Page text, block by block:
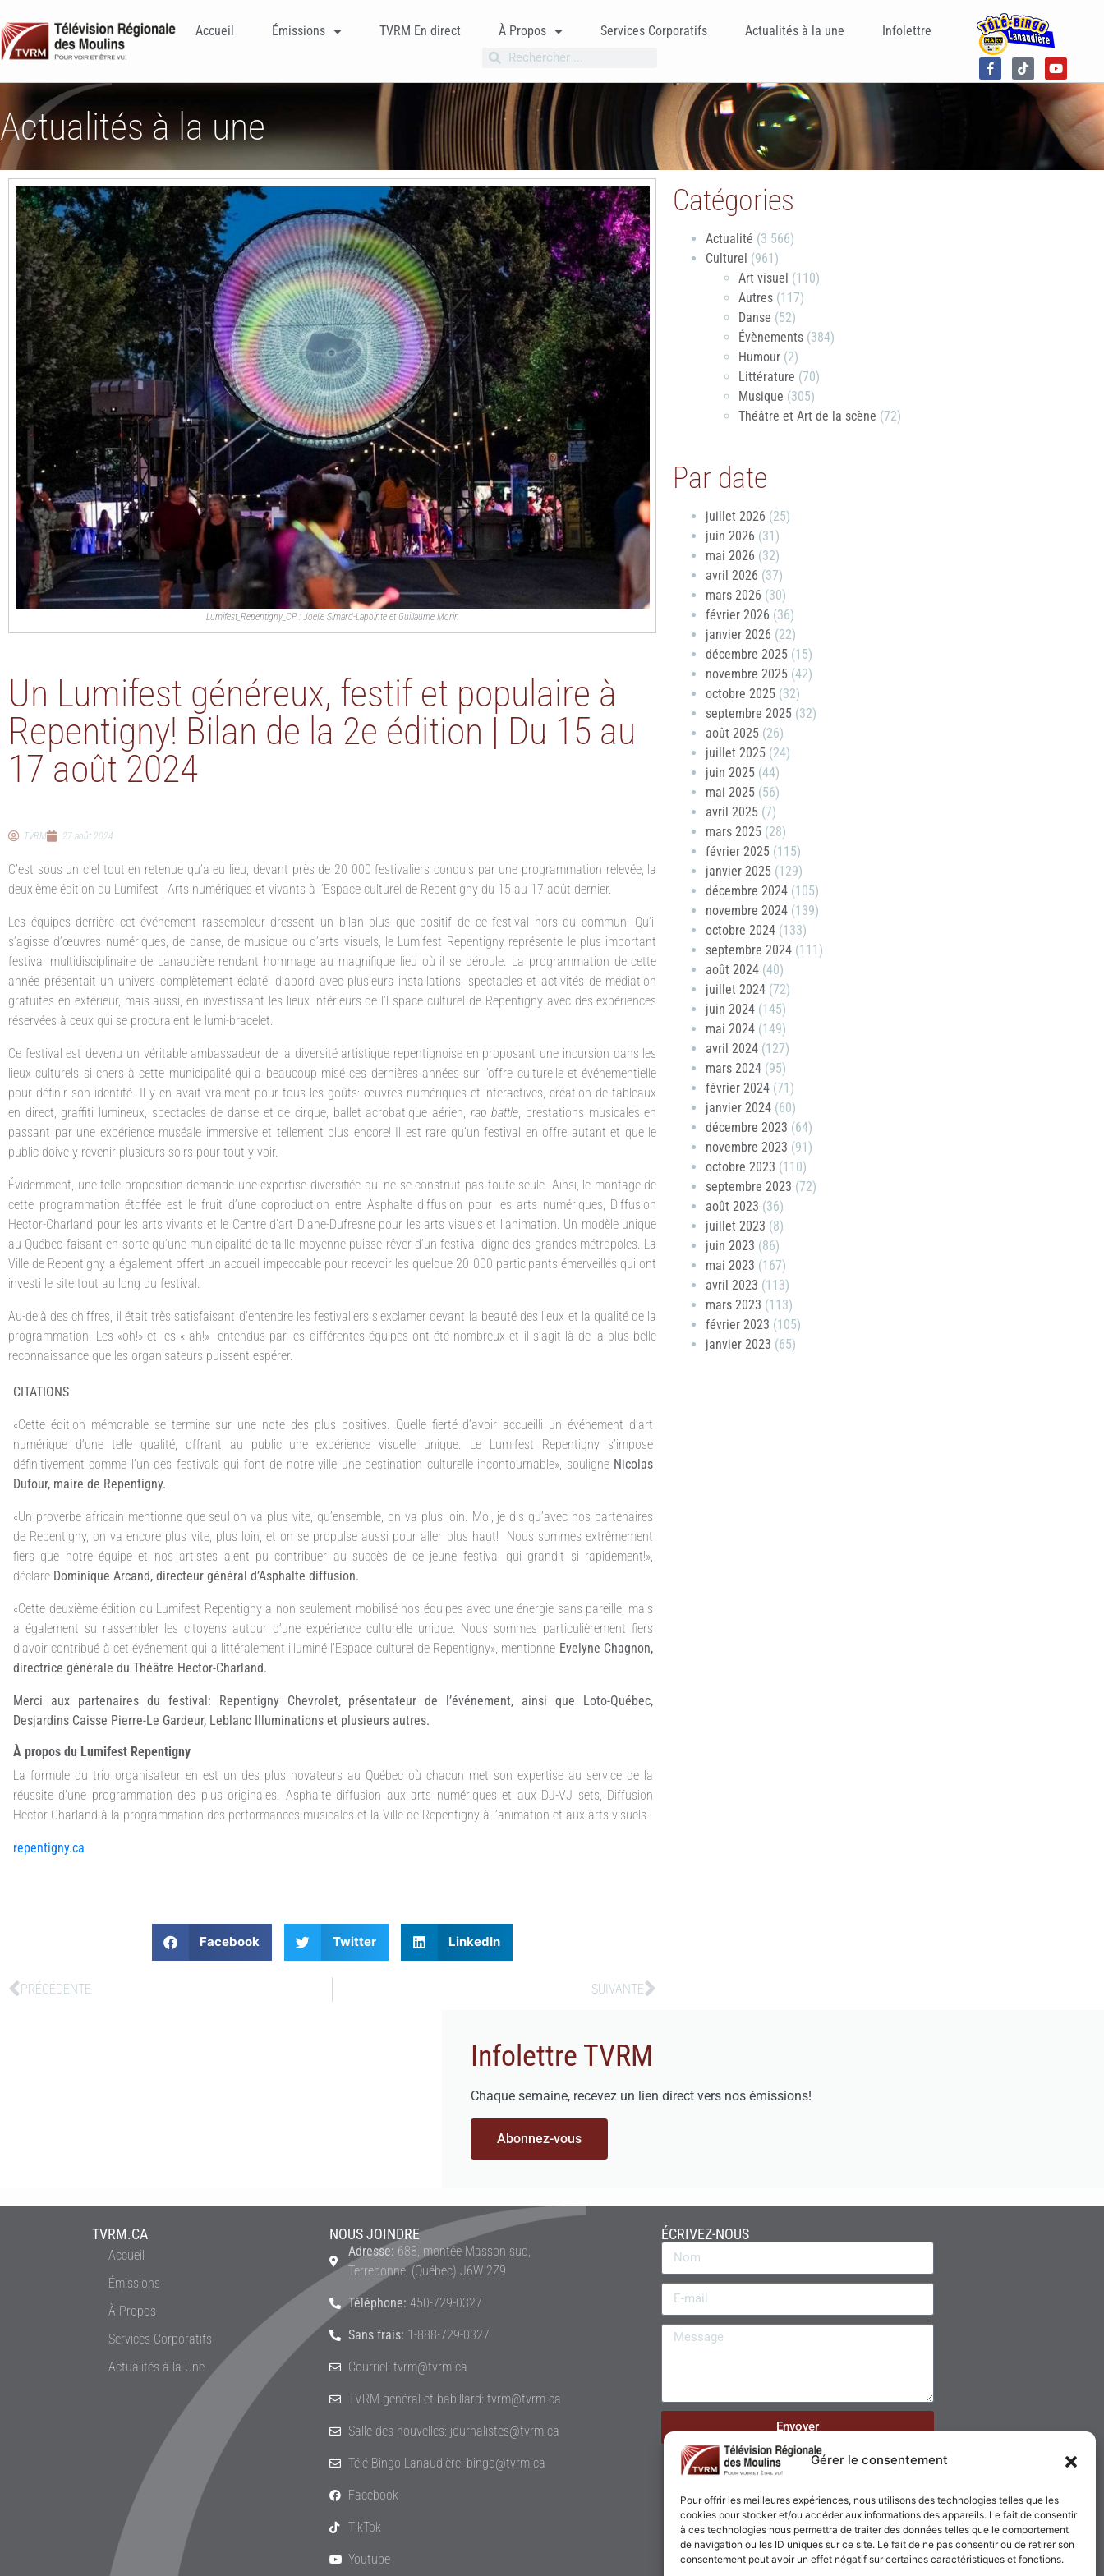
Gérer le consentement
Pour offrir les meilleures expériences, nous utilisons des technologies telles que les
cookies pour stocker et/ou accéder aux informations des appareils. Le fait de consentir
à ces technologies nous permettra de traiter des données telles que le comportement
de navigation ou les ID uniques sur ce site. Le fait de ne pas consentir ou de retirer son
consentement peut avoir un effet négatif sur certaines caractéristiques et fonctions.
Accueil Émissions TVRM En direct À Propos Services Corporatifs Actualités à la une Infolettre
Actualités à la une
Lumifest_Repentigny_CP : Joelle Simard-Lapointe et Guillaume Morin
Un Lumifest généreux, festif et populaire à
Repentigny! Bilan de la 2e édition | Du 15 au
17 août 2024
TVRM 27 août 2024
C’est sous un ciel tout en retenue qu’a eu lieu, devant près de 20 000 festivaliers conquis par une programmation relevée, la
deuxième édition du Lumifest | Arts numériques et vivants à l’Espace culturel de Repentigny du 15 au 17 août dernier.
Les équipes derrière cet événement rassembleur dressent un bilan plus que positif de ce festival hors du commun. Qu’il
s’agisse d’œuvres numériques, de danse, de musique ou d’arts visuels, le Lumifest Repentigny représente le plus important
festival multidisciplinaire de Lanaudière rendant hommage au magnifique lieu où il se déroule. La programmation de cette
année présentait un univers complètement éclaté: d’abord avec plusieurs installations, spectacles et activités de médiation
gratuites en extérieur, mais aussi, en investissant les lieux intérieurs de l’Espace culturel de Repentigny avec des expériences
réservées à ceux qui se procuraient le lumi-bracelet.
Ce festival est devenu un véritable ambassadeur de la diversité artistique repentignoise en proposant une incursion dans les
lieux culturels si chers à cette municipalité qui a beaucoup misé ces dernières années sur l’offre culturelle et événementielle
pour définir son identité. Il y en avait vraiment pour tous les goûts: œuvres numériques et interactives, création de tableaux
en direct, graffiti lumineux, spectacles de danse et de cirque, ballet acrobatique aérien, rap battle , prestations musicales en
passant par une expérience muséale immersive et tellement plus encore! Il est rare qu’un festival en offre autant et que le
public doive y revenir plusieurs soirs pour tout y voir.
Évidemment, une telle proposition demande une expertise diversifiée qui ne se construit pas toute seule. Ainsi, le montage de
cette programmation étoffée est le fruit d’une coproduction entre Asphalte diffusion pour les arts numériques, Diffusion
Hector-Charland pour les arts vivants et le Centre d’art Diane-Dufresne pour les arts visuels et l’animation. Un modèle unique
au Québec faisant en sorte qu’une municipalité de taille moyenne puisse rêver d’un festival digne des grandes métropoles. La
Ville de Repentigny a également offert un accueil impeccable pour recevoir les quelque 20 000 participants émerveillés qui ont
investi le site tout au long du festival.
Au-delà des chiffres, il était très satisfaisant d’entendre les festivaliers s’exclamer devant la beauté des lieux et la qualité de la
programmation. Les «oh!» et les « ah!» entendus par les différentes équipes ont été nombreux et il s’agit là de la plus belle
reconnaissance que les organisateurs puissent espérer.
CITATIONS
«Cette édition mémorable se termine sur une note des plus positives. Quelle fierté d’avoir accueilli un événement d’art
numérique d’une telle qualité, offrant au public une expérience visuelle unique. Le Lumifest Repentigny s’impose
définitivement comme l’un des festivals qui font de notre ville une destination culturelle incontournable», souligne Nicolas
Dufour, maire de Repentigny.
«Un proverbe africain mentionne que seul on va plus vite, qu’ensemble, on va plus loin. Moi, je dis qu’avec nos partenaires
de Repentigny, on va encore plus vite, plus loin, et on se propulse aussi pour aller plus haut! Nous sommes extrêmement
fiers que notre équipe et nos artistes aient pu contribuer au succès de ce jeune festival qui grandit si rapidement!»,
déclare Dominique Arcand, directeur général d’Asphalte diffusion.
«Cette deuxième édition du Lumifest Repentigny a non seulement mobilisé nos équipes avec une énergie sans pareille, mais
a également su rassembler les citoyens autour d’une expérience culturelle unique. Nous sommes particulièrement fiers
d’avoir contribué à cet événement qui a littéralement illuminé l’Espace culturel de Repentigny», mentionne Evelyne Chagnon,
directrice générale du Théâtre Hector-Charland.
Merci aux partenaires du festival: Repentigny Chevrolet, présentateur de l’événement, ainsi que Loto-Québec,
Desjardins Caisse Pierre-Le Gardeur, Leblanc Illuminations et plusieurs autres.
À propos du Lumifest Repentigny
La formule du trio organisateur en est un des plus novateurs au Québec où chacun met son expertise au service de la
réussite d’une programmation des plus originales. Asphalte diffusion aux arts numériques et aux DJ-VJ sets, Diffusion
Hector-Charland à la programmation des performances musicales et la Ville de Repentigny à l’animation et aux arts visuels.
repentigny.ca
Facebook Twitter LinkedIn
PRÉCÉDENTE SUIVANTE
Catégories
Actualité (3 566)
Culturel (961)
Art visuel (110)
Autres (117)
Danse (52)
Évènements (384)
Humour (2)
Littérature (70)
Musique (305)
Théâtre et Art de la scène (72)
Par date
juillet 2026 (25)
juin 2026 (31)
mai 2026 (32)
avril 2026 (37)
mars 2026 (30)
février 2026 (36)
janvier 2026 (22)
décembre 2025 (15)
novembre 2025 (42)
octobre 2025 (32)
septembre 2025 (32)
août 2025 (26)
juillet 2025 (24)
juin 2025 (44)
mai 2025 (56)
avril 2025 (7)
mars 2025 (28)
février 2025 (115)
janvier 2025 (129)
décembre 2024 (105)
novembre 2024 (139)
octobre 2024 (133)
septembre 2024 (111)
août 2024 (40)
juillet 2024 (72)
juin 2024 (145)
mai 2024 (149)
avril 2024 (127)
mars 2024 (95)
février 2024 (71)
janvier 2024 (60)
décembre 2023 (64)
novembre 2023 (91)
octobre 2023 (110)
septembre 2023 (72)
août 2023 (36)
juillet 2023 (8)
juin 2023 (86)
mai 2023 (167)
avril 2023 (113)
mars 2023 (113)
février 2023 (105)
janvier 2023 (65)
Infolettre TVRM
Chaque semaine, recevez un lien direct vers nos émissions!
Abonnez-vous
TVRM.CA
Accueil
Émissions
À Propos
Services Corporatifs
Actualités à la Une
NOUS JOINDRE
Adresse: 688, montée Masson sud,
Terrebonne, (Québec) J6W 2Z9
Téléphone: 450-729-0327
Sans frais: 1-888-729-0327
Courriel: tvrm@tvrm.ca
TVRM général et babillard: tvrm@tvrm.ca
Salle des nouvelles: journalistes@tvrm.ca
Télé-Bingo Lanaudière: bingo@tvrm.ca
Facebook
TikTok
Youtube
ÉCRIVEZ-NOUS
Envoyer